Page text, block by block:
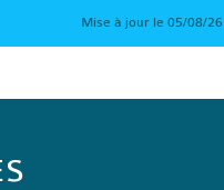
Mise à jour le 05/08/26